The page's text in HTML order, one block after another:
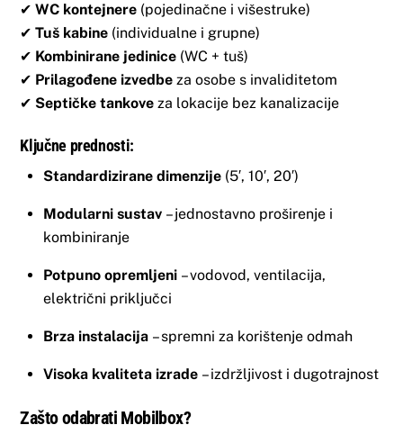
✔WC kontejnere (pojedinačne i višestruke)
✔Tuš kabine (individualne i grupne)
✔ Kombinirane jedinice (WC + tuš)
✔ Prilagođene izvedbe za osobe s invaliditetom
✔ Septičke tankove za lokacije bez kanalizacije
Ključne prednosti:
Standardizirane dimenzije (5′, 10′, 20′)
Modularni sustav – jednostavno proširenje i
kombiniranje
Potpuno opremljeni – vodovod, ventilacija,
električni priključci
Brza instalacija – spremni za korištenje odmah
Visoka kvaliteta izrade – izdržljivost i dugotrajnost
Zašto odabrati Mobilbox?